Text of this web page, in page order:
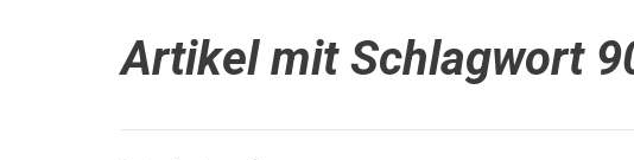
Artikel mit Schlagwort